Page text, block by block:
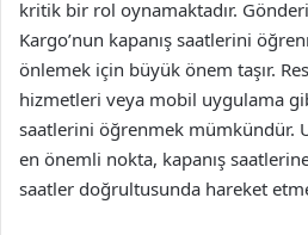
kritik bir rol oynamaktadır.
Kargo’nun kapanış saatlerini
önlemek için büyük önem taşır.
hizmetleri veya mobil uygulama
saatlerini öğrenmek mümkündür.
en önemli nokta, kapanış
saatler doğrultusunda hareket